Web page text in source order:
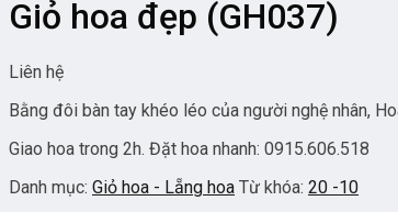
Giỏ hoa đẹp (GH037)
Liên hệ
Bằng đôi bàn tay khéo léo của người nghệ nhân,
Giao hoa trong 2h. Đặt hoa nhanh: 0915.606.518
Danh mục: Giỏ hoa - Lẵng hoa Từ khóa: 20 -10